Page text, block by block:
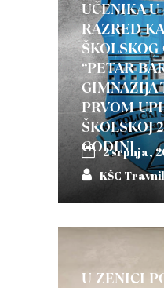
UČENIKA
RAZRED
ŠKOLSKOG
“PETAR
GIMNAZIJA
PRVOM
ŠKOLSKOJ
GODINI
2 srpnja,
KŠC
U ZENICI